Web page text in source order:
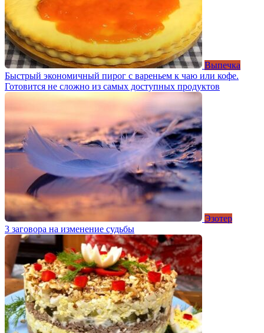
Выпечка
Быстрый экономичный пирог с вареньем к чаю или кофе.
Готовится не сложно из самых доступных продуктов
Эзотер
3 заговора на изменение судьбы